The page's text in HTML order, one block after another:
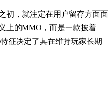
初，就注定在用户留存方面面
上的MMO，而是一款披着
征决定了其在维持玩家长期